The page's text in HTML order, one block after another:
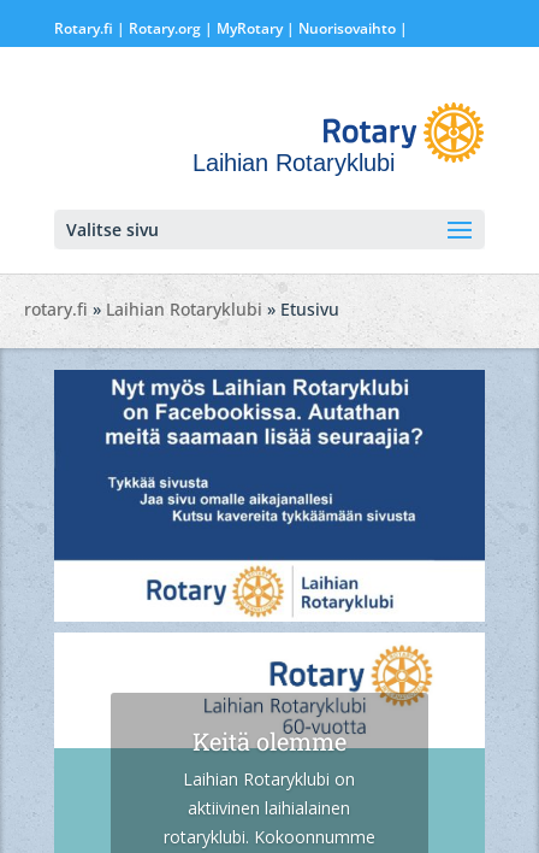
Rotary.fi | Rotary.org| MyRotary | Nuorisovaihto|
Laihian Rotaryklubi
Valitse sivu
rotary.fi » Laihian Rotaryklubi » Etusivu
Keitä olemme
Laihian Rotaryklubi on
aktiivinenlaihialainen
rotaryklubi. Kokoonnumme